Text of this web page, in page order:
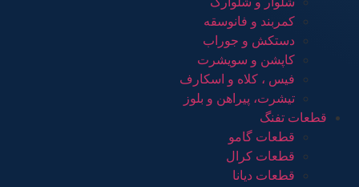
کمربند و فانوسقه
دستکش و جوراب
کاپشن و سویشرت
فیس ، کلاه و اسکارف
تیشرت، پیراهن و بلوز
قطعات تفنگ
قطعات گامو
قطعات کرال
قطعات دیانا